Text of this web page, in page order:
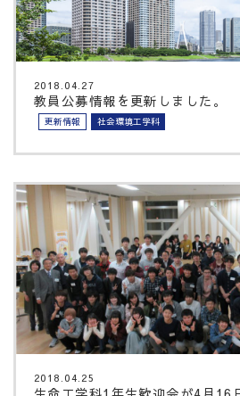
2018.04.27
教員公募情報を更新しました。
更新情報 社会環境工学科
2018.04.25